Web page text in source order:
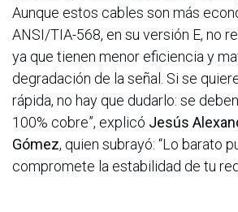
Aunque estos cables son más
ANSI/TIA-568, en su versión E, no
ya que tienen menor eficiencia y
degradación de la señal. Si se
rápida, no hay que dudarlo: se
100% cobre”, explicó Jesús
Gómez, quien subrayó: “Lo barato
compromete la estabilidad de tu